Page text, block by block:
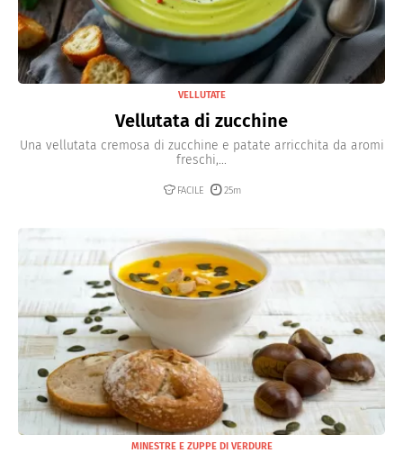
VELLUTATE
Vellutata di zucchine
Una vellutata cremosa di zucchine e patate arricchita da aromi
freschi,...
FACILE 25m
MINESTRE E ZUPPE DI VERDURE